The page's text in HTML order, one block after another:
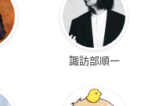
諏訪部順一